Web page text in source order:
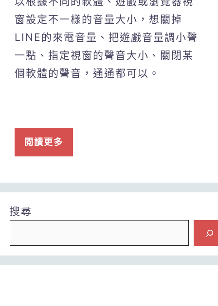
窗設定不一樣的音量大小，想關掉
LINE的來電音量、把遊戲音量調小聲
一點、指定視窗的聲音大小、關閉某
個軟體的聲音，通通都可以。
閱讀更多
搜尋